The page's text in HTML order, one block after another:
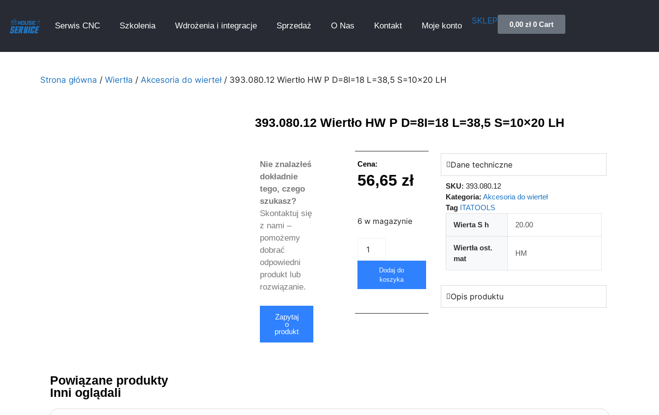
Serwis CNC Szkolenia Wdrożenia i integracje Sprzedaż O Nas Kontakt Moje konto
SKLEP 0,00 zł 0 Cart
Strona główna / Wiertła / Akcesoria do wierteł / 393.080.12 Wiertło HW P D=8I=18 L=38,5 S=10×20 LH
393.080.12 Wiertło HW P D=8I=18 L=38,5 S=10×20 LH
Nie znalazłeś
dokładnie
tego, czego
szukasz?
Skontaktuj się
z nami –
pomożemy
dobrać
odpowiedni
produkt lub
rozwiązanie.
Zapytaj
o
produkt
Cena:
56,65 zł
6 w magazynie
Dodaj do
koszyka
Dane techniczne
SKU: 393.080.12
Kategoria: Akcesoria do wierteł
Tag ITATOOLS
Wierta S h 20.00
Wiertła ost.
mat
HM
Opis produktu
Powiązane produkty
Inni oglądali